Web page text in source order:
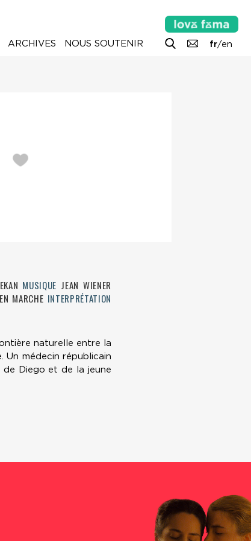
fr/en
ARCHIVES NOUS SOUTENIR
MUSIQUE JEAN WIENER
MARCHE INTERPRÉTATION
naturelle entre la
Un médecin républicain
de Diego et de la jeune